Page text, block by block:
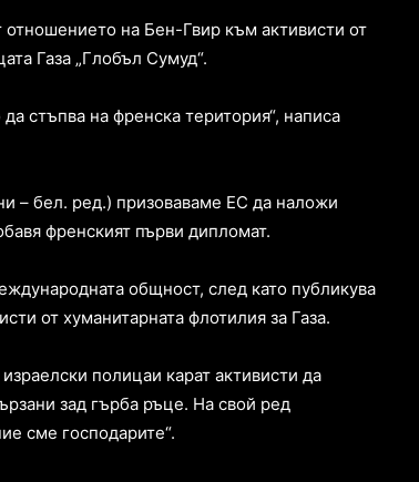
отношението на Бен-Гвир към активисти от
Газа „Глобъл Сумуд“.
стъпва на френска територия“, написа
– бел. ред.) призоваваме ЕС да наложи
френският първи дипломат.
общност, след като публикува
от хуманитарната флотилия за Газа.
полицаи карат активисти да
зад гърба ръце. На свой ред
сме господарите“.